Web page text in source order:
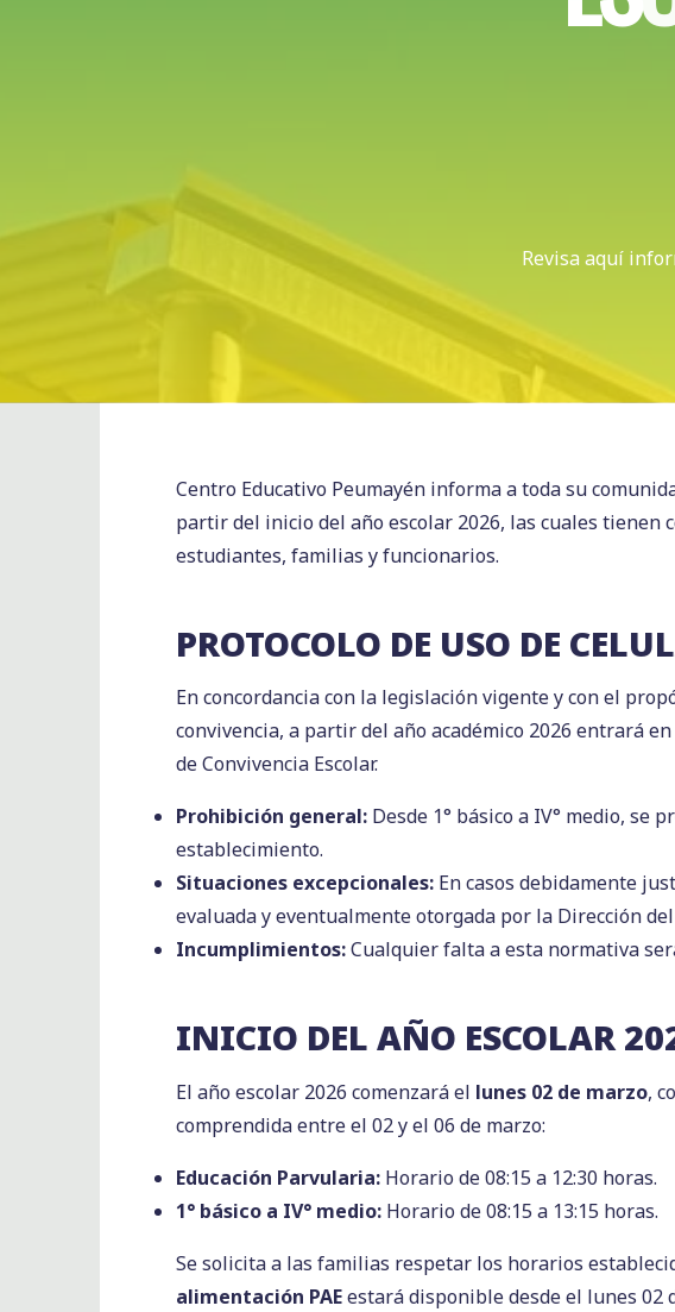
Revisa aquí
Centro Educativo Peumayén informa a toda su
partir del inicio del año escolar 2026, las cuales
estudiantes, familias y funcionarios.
PROTOCOLO DE USO DE
En concordancia con la legislación vigente y con el
convivencia, a partir del año académico 2026 entrará
de Convivencia Escolar.
Prohibición general: Desde 1° básico a IV° medio, se
establecimiento.
Situaciones excepcionales: En casos debidamente
evaluada y eventualmente otorgada por la Dirección
Incumplimientos:Cualquier falta a esta normativa
INICIO DEL AÑO ESCOLAR
El año escolar 2026 comenzará el lunes 02 de marzo,
comprendida entre el 02 y el 06 de marzo:
Educación Parvularia: Horario de 08:15 a 12:30 horas.
1° básico a IV° medio: Horario de 08:15 a 13:15 horas.
Se solicita a las familias respetar los horarios
alimentación PAEestará disponible desde el lunes 02